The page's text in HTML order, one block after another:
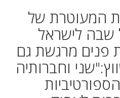
המעוטרת של
שבה לישראל
פנים מרגשת גם
וחברותיה